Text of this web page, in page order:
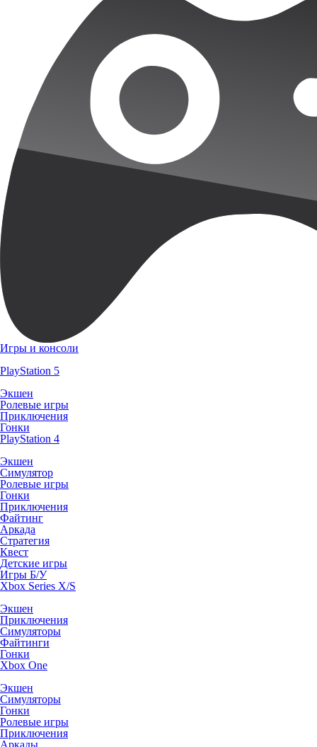
Игры и консоли
PlayStation 5
Экшен
Ролевые игры
Приключения
Гонки
PlayStation 4
Экшен
Симулятор
Ролевые игры
Гонки
Приключения
Файтинг
Аркада
Стратегия
Квест
Детские игры
Игры Б/У
Xbox Series X/S
Экшен
Приключения
Симуляторы
Файтинги
Гонки
Xbox One
Экшен
Симуляторы
Гонки
Ролевые игры
Приключения
Аркады